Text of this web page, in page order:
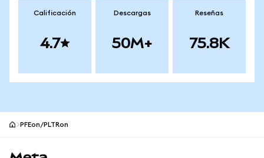
Calificación
4.7
Descargas
50M+
Reseñas
75.8K
PFEon/PLTRon